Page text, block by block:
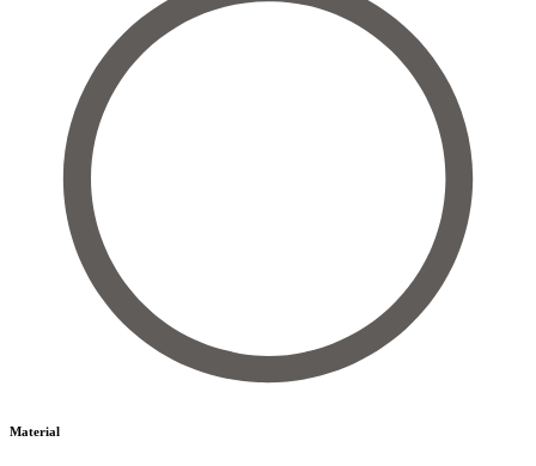
Material